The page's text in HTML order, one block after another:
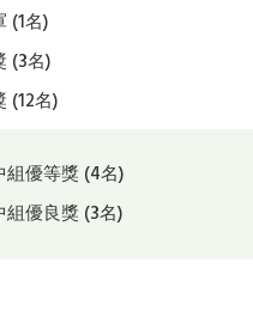
(1名)
(3名)
(12名)
組優等獎 (4名)
組優良獎 (3名)